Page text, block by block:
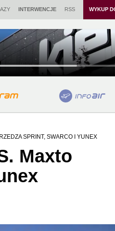
INTERWENCJE RSS WYKUP
SPRINT, SWARCO I YUNEX
Maxto